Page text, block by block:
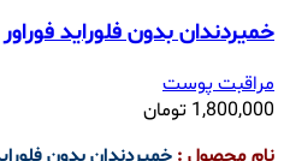
خمیردندان بدون فلوراید فوراور
مراقبت پوست
1,800,000 تومان